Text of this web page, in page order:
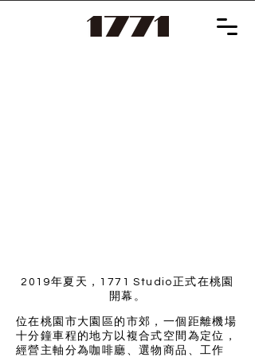
2019年夏天，1771 Studio正式在桃園
開幕。
位在桃園市大園區的市郊，一個距離機場
十分鐘車程的地方以複合式空間為定位，
經營主軸分為咖啡廳、選物商品、工作